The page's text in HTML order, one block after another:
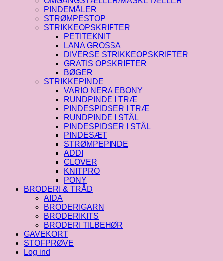
PINDEMÅLER
STRØMPESTOP
STRIKKEOPSKRIFTER
PETITEKNIT
LANA GROSSA
DIVERSE STRIKKEOPSKRIFTER
GRATIS OPSKRIFTER
BØGER
STRIKKEPINDE
VARIO NERA EBONY
RUNDPINDE I TRÆ
PINDESPIDSER I TRÆ
RUNDPINDE I STÅL
PINDESPIDSER I STÅL
PINDESÆT
STRØMPEPINDE
ADDI
CLOVER
KNITPRO
PONY
BRODERI & TRÅD
AIDA
BRODERIGARN
BRODERIKITS
BRODERI TILBEHØR
GAVEKORT
STOFPRØVE
Log ind